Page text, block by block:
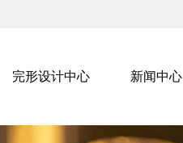
完形设计中心 新闻中心